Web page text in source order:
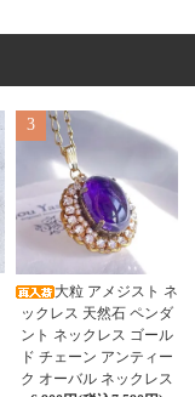
3
大粒 アメジスト ネ
ックレス 天然石 ペンダ
ント ネックレス ゴール
ド チェーン アンティー
ク オーバル ネックレス